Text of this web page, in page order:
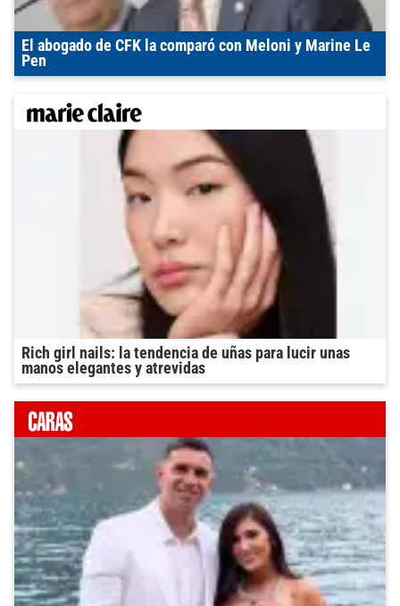
El abogado de CFK la comparó con Meloni y Marine Le
Pen
Rich girl nails: la tendencia de uñas para lucir unas
manos elegantes y atrevidas